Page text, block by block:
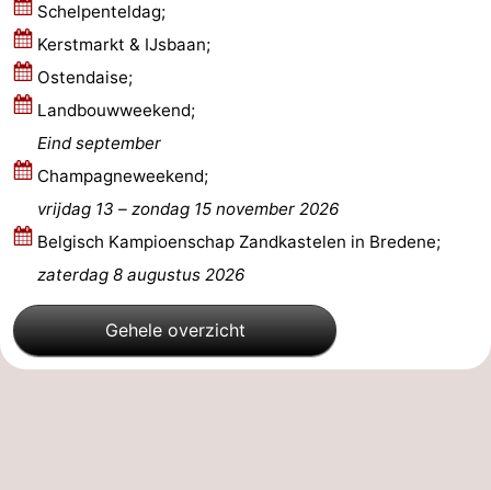
Koksijde
-
De
-
Westhoek
Contact
Schelpenteldag;
Kerstmarkt & IJsbaan;
Ostendaise;
Landbouwweekend;
Eind september
Champagneweekend;
vrijdag 13 – zondag 15 november 2026
Belgisch Kampioenschap Zandkastelen in Bredene;
zaterdag 8 augustus 2026
Gehele overzicht